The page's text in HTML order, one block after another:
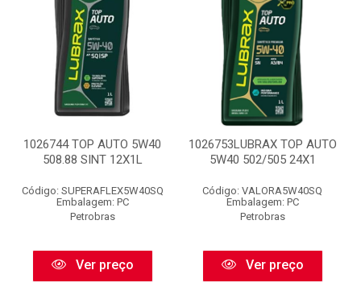
1026744 TOP AUTO 5W40
508.88 SINT 12X1L
Código: SUPERAFLEX5W40SQ
Embalagem: PC
Petrobras
Ver preço
1026753LUBRAX TOP AUTO
5W40 502/505 24X1
Código: VALORA5W40SQ
Embalagem: PC
Petrobras
Ver preço